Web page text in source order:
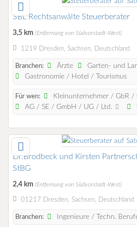
SBL Rechtsanwälte Steuerberater
3,5 km (Entfernung von Südvorstadt-West)
1219 Dresden, Sachsen, Deutschland
Branchen: Ärzte
Garten- und
Gastronomie / Hotel / Tourismus
Für wen:
Kleinunternehmer / GbR /
AG / SE / GmbH / UG / Ltd.
Dr.Brodbeck und Kirsten
StBG
2,4 km (Entfernung von Südvorstadt-West)
01217 Dresden, Sachsen, Deutschland
Branchen: Ingenieure / Techn.